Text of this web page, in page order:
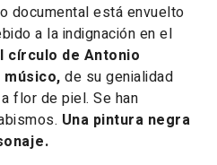
documental está envuelto
a la indignación en el
círculo de Antonio
de su genialidad
flor de piel. Se han
Una pintura negra